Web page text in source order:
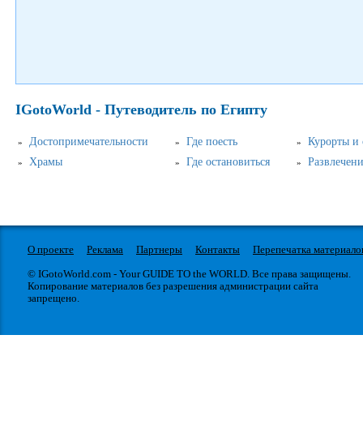
IGotoWorld - Путеводитель по Египту
Достопримечательности Где поесть
Курорты и
Храмы
Где остановиться
О проекте Реклама Партнеры Контакты
Перепечатка
© IGotoWorld.com - Your GUIDE TO the WORLD. Все права защищены.
Копирование материалов без разрешения администрации сайта
запрещено.